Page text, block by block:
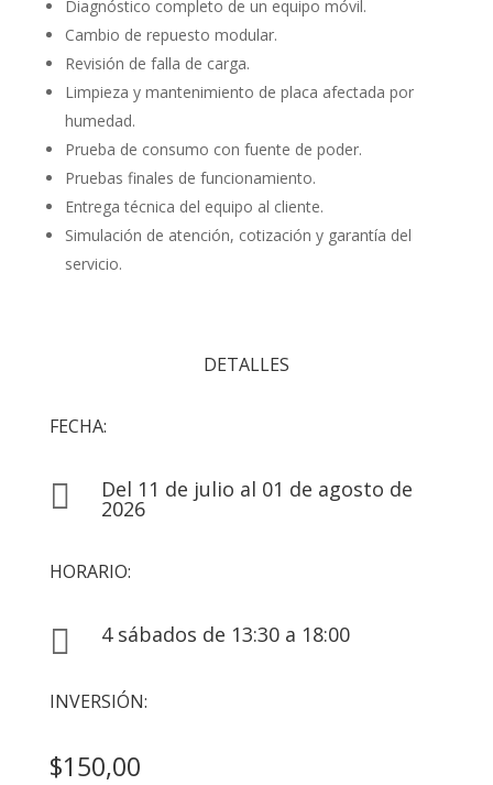
Diagnóstico completo de un equipo móvil.
Cambio de repuesto modular.
Revisión de falla de carga.
Limpieza y mantenimiento de placa afectada por
humedad.
Prueba de consumo con fuente de poder.
Pruebas finales de funcionamiento.
Entrega técnica del equipo al cliente.
Simulación de atención, cotización y garantía del
servicio.
DETALLES
FECHA:
 Del 11 de julio al 01 de agosto de
2026
HORARIO:
 4 sábados de 13:30 a 18:00
INVERSIÓN:
$150,00